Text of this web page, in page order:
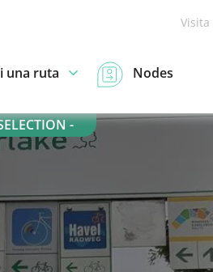
una ruta Nodes
-